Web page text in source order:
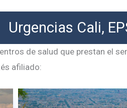
Urgencias Cali,
de salud que prestan el
afiliado: